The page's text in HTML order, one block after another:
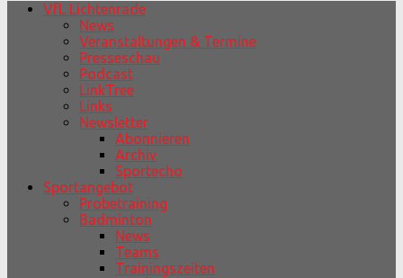
VfL Lichtenrade
News
Veranstaltungen & Termine
Presseschau
Podcast
LinkTree
Links
Newsletter
Abonnieren
Archiv
Sportecho
Sportangebot
Probetraining
Badminton
News
Teams
Trainingszeiten